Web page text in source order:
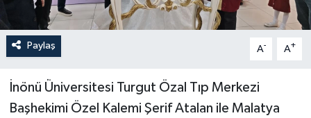
Paylaş A- A+
İnönü Üniversitesi Turgut Özal Tıp Merkezi
Başhekimi Özel Kalemi Şerif Atalan ile Malatya